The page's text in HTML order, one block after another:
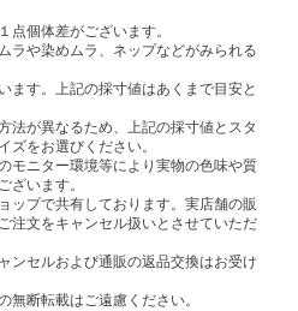
点個体差がございます。
ラや染めムラ、ネップなどがみられる
ます。上記の採寸値はあくまで目安と
法が異なるため、上記の採寸値とスタ
ズをお選びください。
モニター環境等により実物の色味や質
ざいます。
ップで共有しております。実店舗の販
注文をキャンセル扱いとさせていただ
ンセルおよび通販の返品交換はお受け
無断転載はご遠慮ください。